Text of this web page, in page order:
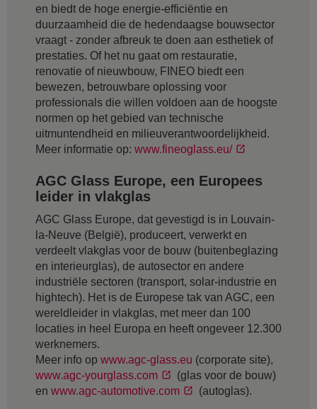
en biedt de hoge energie-efficiëntie en
duurzaamheid die de hedendaagse bouwsector
vraagt - zonder afbreuk te doen aan esthetiek of
prestaties. Of het nu gaat om restauratie,
renovatie of nieuwbouw, FINEO biedt een
bewezen, betrouwbare oplossing voor
professionals die willen voldoen aan de hoogste
normen op het gebied van technische
uitmuntendheid en milieuverantwoordelijkheid.
Meer informatie op: www.fineoglass.eu/
AGC Glass Europe, een Europees
leider in vlakglas
AGC Glass Europe, dat gevestigd is in Louvain-
la-Neuve (België), produceert, verwerkt en
verdeelt vlakglas voor de bouw (buitenbeglazing
en interieurglas), de autosector en andere
industriële sectoren (transport, solar-industrie en
hightech). Het is de Europese tak van AGC, een
wereldleider in vlakglas, met meer dan 100
locaties in heel Europa en heeft ongeveer 12.300
werknemers.
Meer info op www.agc-glass.eu (corporate site),
www.agc-yourglass.com
(glas voor de bouw)
en www.agc-automotive.com (autoglas).